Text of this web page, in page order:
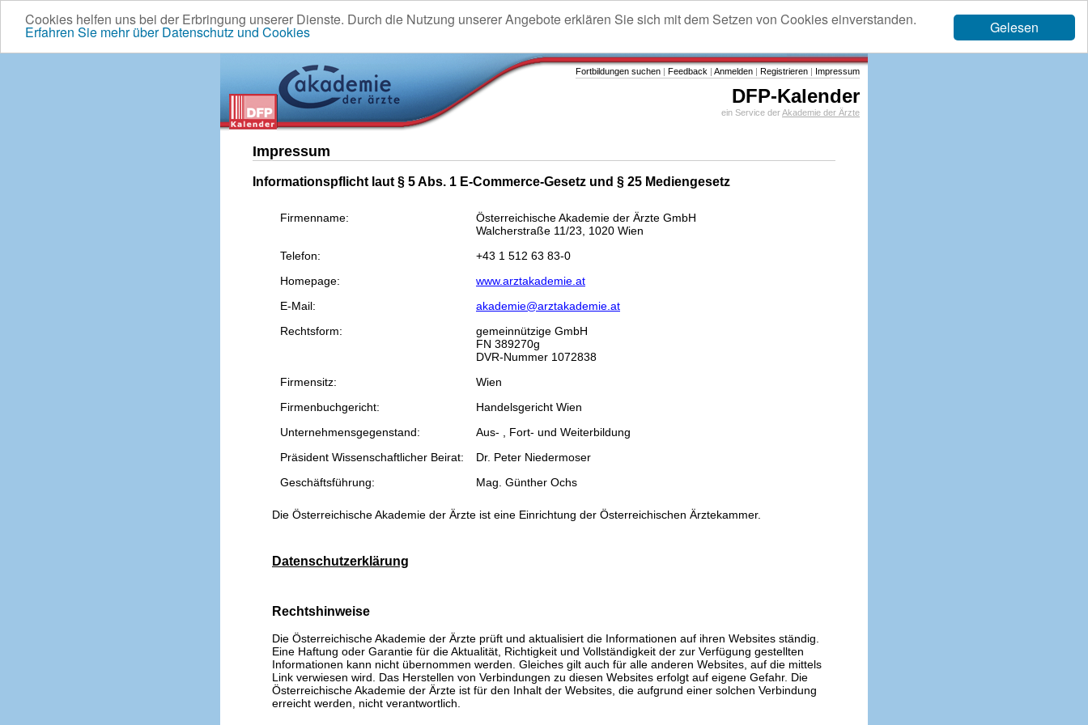
Gelesen
Cookies helfen uns bei der Erbringung unserer Dienste. Durch die Nutzung unserer Angebote erklären Sie sich mit dem Setzen von Cookies einverstanden.
Erfahren Sie mehr über Datenschutz und Cookies
Fortbildungen suchen | Feedback | Anmelden | Registrieren | Impressum
DFP-Kalender
ein Service derAkademie der Ärzte
Impressum
Informationspflicht laut § 5 Abs. 1 E-Commerce-Gesetz und § 25 Mediengesetz
Firmenname:
Österreichische Akademie der Ärzte GmbH
Walcherstraße 11/23, 1020 Wien
Telefon:
+43 1 512 63 83-0
Homepage:
www.arztakademie.at
E-Mail:
akademie@arztakademie.at
Rechtsform:
gemeinnützige GmbH
FN 389270g
DVR-Nummer 1072838
Firmensitz:
Wien
Firmenbuchgericht:
Handelsgericht Wien
Unternehmensgegenstand:
Aus- , Fort- und Weiterbildung
Präsident Wissenschaftlicher Beirat:
Dr. Peter Niedermoser
Geschäftsführung:
Mag. Günther Ochs
Die Österreichische Akademie der Ärzte ist eine Einrichtung der Österreichischen Ärztekammer.
Datenschutzerklärung
Rechtshinweise
Die Österreichische Akademie der Ärzte prüft und aktualisiert die Informationen auf ihren Websites ständig.
Eine Haftung oder Garantie für die Aktualität, Richtigkeit und Vollständigkeit der zur Verfügung gestellten
Informationen kann nicht übernommen werden. Gleiches gilt auch für alle anderen Websites, auf die mittels
Link verwiesen wird. Das Herstellen von Verbindungen zu diesen Websites erfolgt auf eigene Gefahr. Die
Österreichische Akademie der Ärzte ist für den Inhalt der Websites, die aufgrund einer solchen Verbindung
erreicht werden, nicht verantwortlich.